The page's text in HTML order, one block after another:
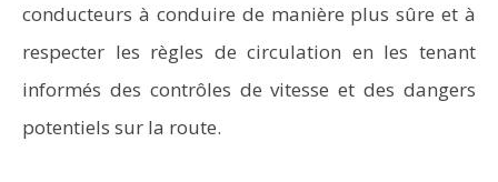
conducteurs à conduire de manière plus sûre et à
respecter les règles de circulation en les tenant
informés des contrôles de vitesse et des dangers
potentiels sur la route.